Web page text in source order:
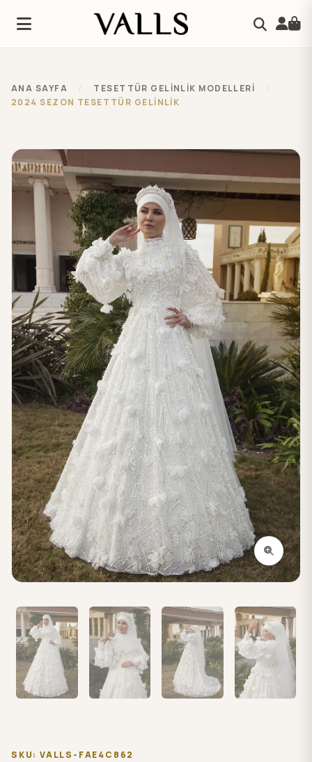
ANA SAYFA TESETTÜR GELİNLİK MODELLERİ
2024 SEZON TESETTÜR GELİNLİK
SKU: VALLS-FAE4C862